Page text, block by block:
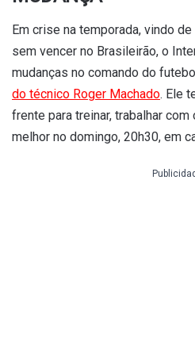
Em crise na temporada, vindo
sem vencer no Brasileirão, o
mudanças no comando do
do técnico Roger Machado. Ele
frente para treinar, trabalhar
melhor no domingo, 20h30, em